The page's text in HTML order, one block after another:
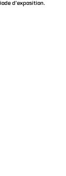
d'exposition.